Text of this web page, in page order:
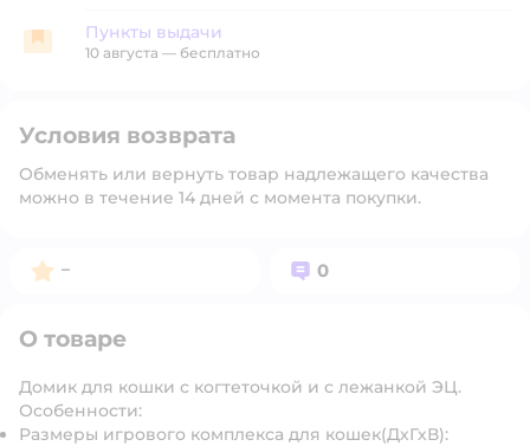
Пункты выдачи
Пункты выдачи
10 августа — бесплатно
Условия возврата
Обменять или вернуть товар надлежащего качества
можно в течение 14 дней с момента покупки.
Рейтинг:
– Вопросов:
0
О товаре
Домик для кошки с когтеточкой и с лежанкой ЭЦ.
Особенности:
Размеры игрового комплекса для кошек(ДхГхВ):